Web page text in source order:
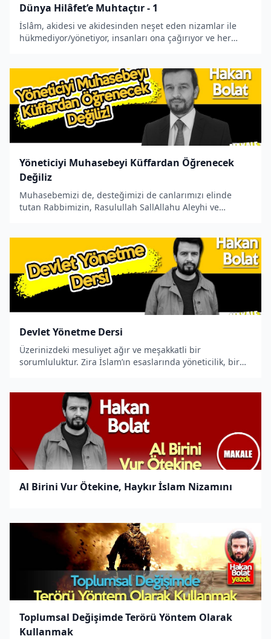
Dünya Hilâfet’e Muhtaçtır - 1
İslâm, akidesi ve akidesinden neşet eden nizamlar ile
hükmediyor/yönetiyor, insanları ona çağırıyor ve her
Yöneticiyi Muhasebeyi Küffardan Öğrenecek
Değiliz
Muhasebemizi de, desteğimizi de canlarımızı elinde
tutan Rabbimizin, Rasulullah SallAllahu Aleyhi ve
fikirlerinden alıkoymak üzere yapı
Devlet Yönetme Dersi
Üzerinizdeki mesuliyet ağır ve meşakkatli bir
sorumluluktur. Zira İslam’ın esaslarında yöneticilik, bir
gerekmektedir.
Al Birini Vur Ötekine, Haykır İslam Nizamını
Toplumsal Değişimde Terörü Yöntem Olarak
Kullanmak